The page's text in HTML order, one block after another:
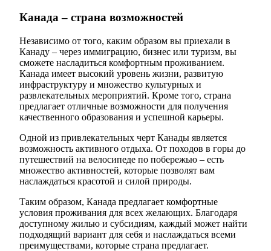
Канада – страна возможностей
Независимо от того, каким образом вы приехали в
Канаду – через иммиграцию, бизнес или туризм, вы
сможете насладиться комфортным проживанием.
Канада имеет высокий уровень жизни, развитую
инфраструктуру и множество культурных и
развлекательных мероприятий. Кроме того, страна
предлагает отличные возможности для получения
качественного образования и успешной карьеры.
Одной из привлекательных черт Канады является
возможность активного отдыха. От походов в горы до
путешествий на велосипеде по побережью – есть
множество активностей, которые позволят вам
наслаждаться красотой и силой природы.
Таким образом, Канада предлагает комфортные
условия проживания для всех желающих. Благодаря
доступному жилью и субсидиям, каждый может найти
подходящий вариант для себя и наслаждаться всеми
преимуществами, которые страна предлагает.